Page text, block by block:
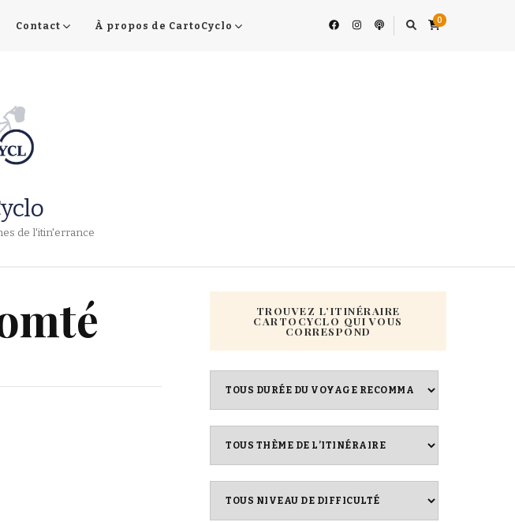
Contact À propos de CartoCyclo
0
de l'itin'errance
TROUVEZ L’ITINÉRAIRE
CARTOCYCLO QUI VOUS
CORRESPOND